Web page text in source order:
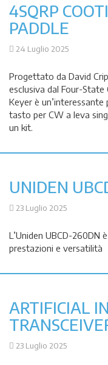
4SQRP
PADDLE
24 Luglio 2025
Progettato da David
esclusiva dal Four-State
Keyer è
tasto per CW a leva
un kit.
UNIDEN
23 Luglio 2025
L’Uniden UBCD-260DN
prestazioni e versatilità
ARTIFICIAL
23 Luglio 2025